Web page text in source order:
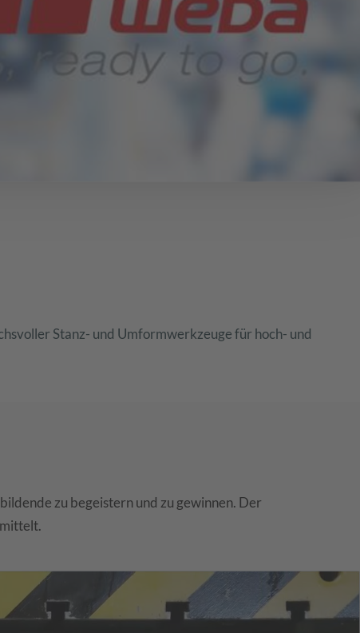
Stanz- und Umformwerkzeuge für hoch- und
zu begeistern und zu gewinnen. Der